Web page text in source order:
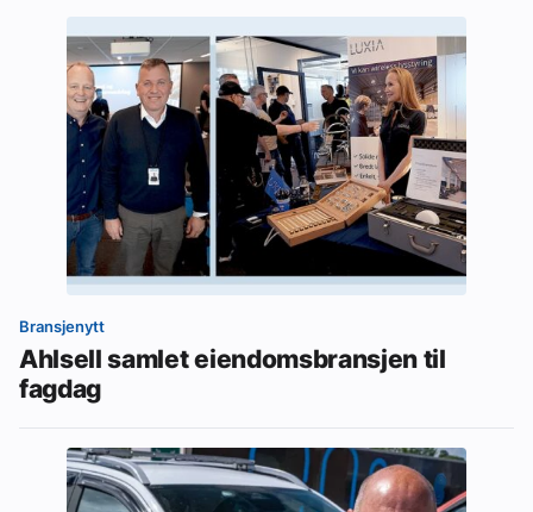
Bransjenytt
Ahlsell samlet eiendomsbransjen til
fagdag